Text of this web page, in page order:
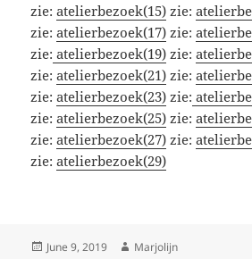
zie:atelierbezoek(15) zie:
zie:atelierbezoek(17) zie:
zie: atelierbezoek(19) zie:
zie:atelierbezoek(21) zie:
zie:atelierbezoek(23) zie:
zie:atelierbezoek(25) zie:
zie:atelierbezoek(27) zie:
zie:atelierbezoek(29)
Posted
June 9, 2019 Author
Marjolijn